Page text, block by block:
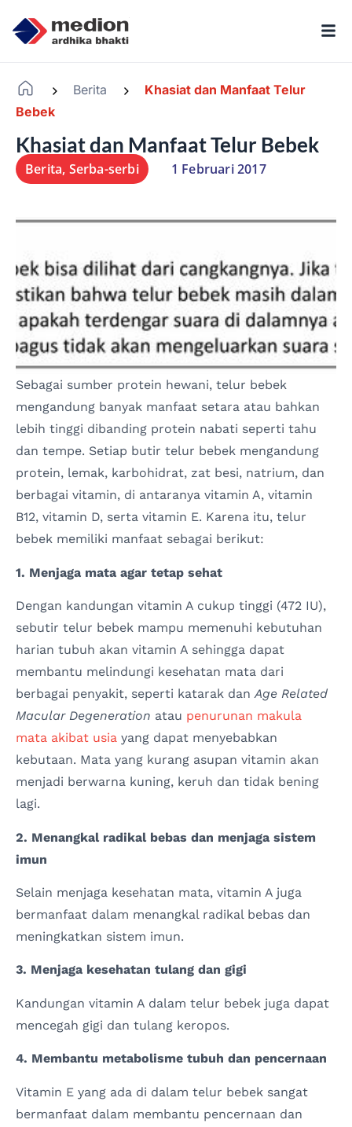
Berita
Khasiat dan Manfaat Telur
Bebek
Khasiat dan Manfaat Telur Bebek
Berita, Serba-serbi 1 Februari 2017
Sebagai sumber protein hewani, telur bebek
mengandung banyak manfaat setara atau bahkan
lebih tinggi dibanding protein nabati seperti tahu
dan tempe. Setiap butir telur bebek mengandung
protein, lemak, karbohidrat, zat besi, natrium, dan
berbagai vitamin, di antaranya vitamin A, vitamin
B12, vitamin D, serta vitamin E. Karena itu, telur
bebek memiliki manfaat sebagai berikut:
1. Menjaga mata agar tetap sehat
Dengan kandungan vitamin A cukup tinggi (472 IU),
sebutir telur bebek mampu memenuhi kebutuhan
harian tubuh akan vitamin A sehingga dapat
membantu melindungi kesehatan mata dari
berbagai penyakit, seperti katarak danAge Related
Macular Degeneration atau penurunan makula
mata akibat usia yang dapat menyebabkan
kebutaan. Mata yang kurang asupan vitamin akan
menjadi berwarna kuning, keruh dan tidak bening
lagi.
2. Menangkal radikal bebas dan menjaga sistem
imun
Selain menjaga kesehatan mata, vitamin A juga
bermanfaat dalam menangkal radikal bebas dan
meningkatkan sistem imun.
3. Menjaga kesehatan tulang dan gigi
Kandungan vitamin A dalam telur bebek juga dapat
mencegah gigi dan tulang keropos.
4. Membantu metabolisme tubuh dan pencernaan
Vitamin E yang ada di dalam telur bebek sangat
bermanfaat dalam membantu pencernaan dan